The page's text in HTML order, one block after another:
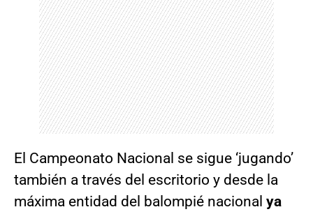
El Campeonato Nacional se sigue ‘jugando’
también a través del escritorio y desde la
máxima entidad del balompié nacional ya